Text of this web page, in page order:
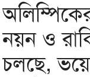
নয়ন ও
চলছে,